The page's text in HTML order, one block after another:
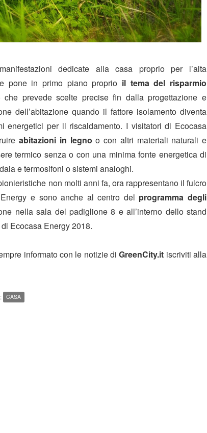
dedicate alla casa proprio per l’alta
pone in primo piano proprio il tema del risparmio
che prevede scelte precise fin dalla progettazione e
dell’abitazione quando il fattore isolamento diventa
energetici per il riscaldamento. I visitatori di Ecocasa
abitazioni in legno o con altri materiali naturali e
termico senza o con una minima fonte energetica di
e termosifoni o sistemi analoghi.
non molti anni fa, ora rappresentano il fulcro
e sono anche al centro del programma degli
nella sala del padiglione 8 e all’interno dello stand
di Ecocasa Energy 2018.
informato con le notizie diGreenCity.it iscriviti alla
CASA